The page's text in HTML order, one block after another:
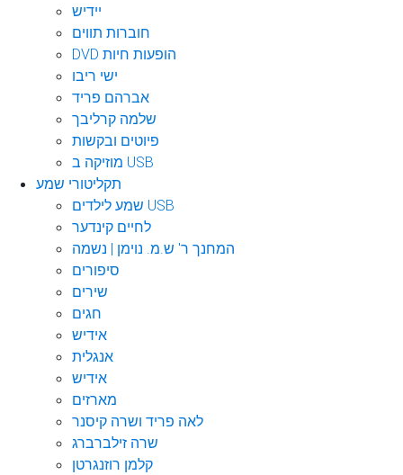
יידיש
חוברות תווים
DVD הופעות חיות
ישי ריבו
אברהם פריד
שלמה קרליבך
פיוטים ובקשות
מוזיקה ב USB
תקליטורי שמע
שמע לילדים USB
לחיים קינדער
המחנך ר' ש.מ. נוימן | נשמה
סיפורים
שירים
חגים
אידיש
אנגלית
אידיש
מארזים
לאה פריד ושרה קיסנר
שרה זילברברג
קלמן רוזנגרטן